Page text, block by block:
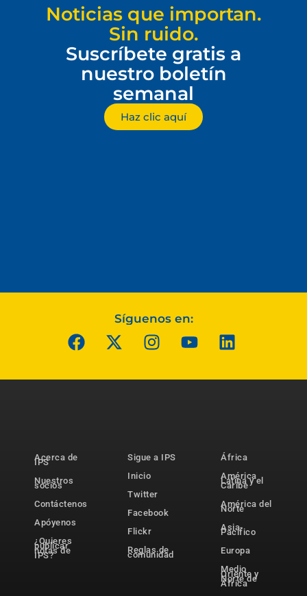
Noticias que importan.
Sin ruido.
Suscríbete gratis a
nuestro boletín
semanal
Haz clic aquí
Síguenos en:
Acerca de
IPS
Nuestros
socios
Contáctenos
Apóyenos
¿Quieres
publicar
notas de
IPS?
Sigue a IPS
Inicio
Twitter
Facebook
Flickr
Reglas de
comunidad
África
América
Latina y el
Caribe
América del
Norte
Asia-
Pacífico
Europa
Medio
Oriente y
Norte de
África